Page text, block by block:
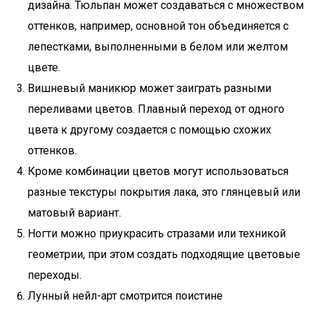
дизайна. Тюльпан может создаваться с множеством
оттенков, например, основной тон объединяется с
лепестками, выполненными в белом или желтом
цвете.
Вишневый маникюр может заиграть разными
переливами цветов. Плавный переход от одного
цвета к другому создается с помощью схожих
оттенков.
Кроме комбинации цветов могут использоваться
разные текстуры покрытия лака, это глянцевый или
матовый вариант.
Ногти можно приукрасить стразами или техникой
геометрии, при этом создать подходящие цветовые
переходы.
Лунный нейл-арт смотрится поистине